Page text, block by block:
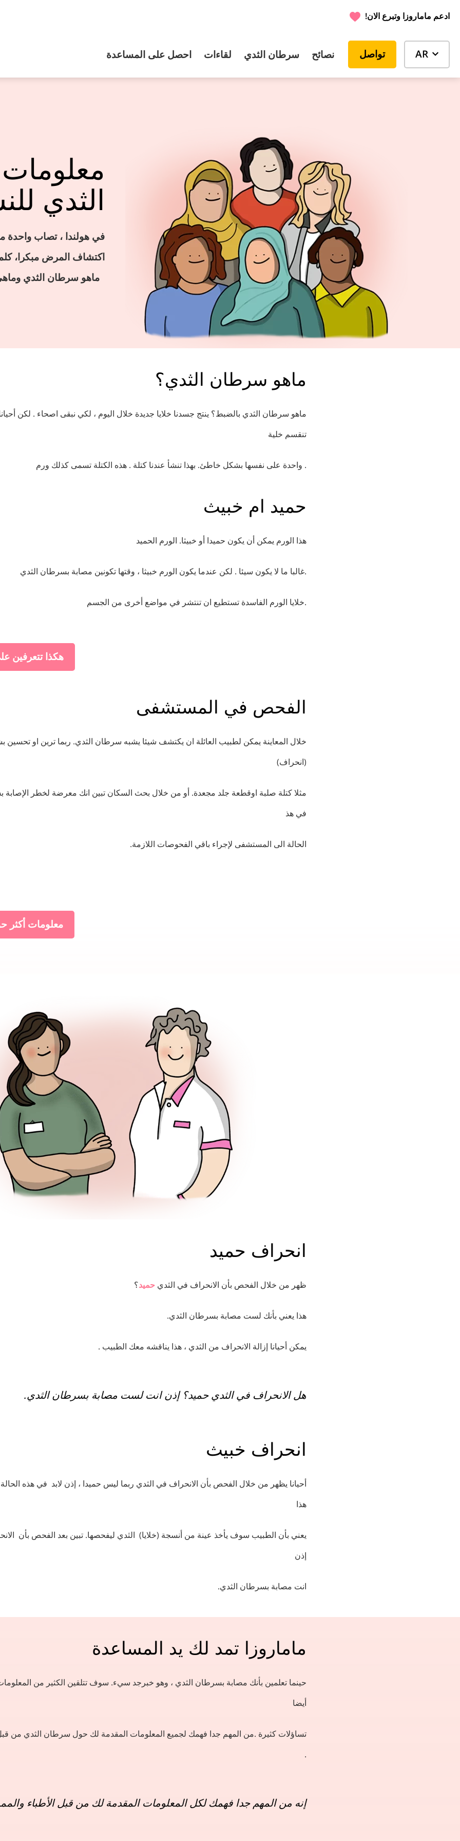
!ادعم ماماروزا وتبرع الان
احصل على المساعدة لقاءات سرطان الثدي نصائح تواصل AR
الثدي
في هولندا ، تصاب واحدة
اكتشاف المرض مبكرا،
ماهو سرطان الثدي؟
ماهو سرطان الثدي بالضبط؟ ينتج جسدنا خلايا جديدة خلال اليوم ، لكي نبقى اصحاء . لكن
تنقسم خلية
واحدة على نفسها بشكل خاطئ. بهذا تنشأ عندنا كتلة . هذه الكتلة تسمى كذلك ورم .
حميد ام خبيث
هذا الورم يمكن أن يكون حميدا أو خبيثا. الورم الحميد
غالبا ما لا يكون سيئا . لكن عندما يكون الورم خبيثا ، وقتها تكونين مصابة بسرطان الثدي.
خلايا الورم الفاسدة تستطيع ان تنتشر في مواضع أخرى من الجسم.
هكذا تتعرفين
الفحص في المستشفى
خلال المعاينة يمكن لطبيب العائلة ان يكتشف شيئا يشبه سرطان الثدي. ربما ترين او
(انحراف)
مثلا كتلة صلبة اوقطعة جلد مجعدة. أو من خلال بحث السكان تبين انك معرضة لخطر الإصابة
في هذ
.الحالة الى المستشفى لإجراء باقي الفحوصات اللازمة
معلومات أكثر
انحراف حميد
ظهر من خلال الفحص بأن الانحراف في الثدي حميد؟
.هذا يعني بأنك لست مصابة بسرطان الثدي
. يمكن أحيانا إزالة الانحراف من الثدي ، هذا يناقشه معك الطبيب
.هل الانحراف في الثدي حميد؟ إذن انت لست مصابة بسرطان الثدي
انحراف خبيث
أحيانا يظهر من خلال الفحص بأن الانحراف في الثدي ربما ليس حميدا ، إذن لابد في هذه
هذا
يعني بأن الطبيب سوف يأخذ عينة من أنسجة (خلايا) الثدي ليفحصها. تبين بعد الفحص بأن
إذن
.انت مصابة بسرطان الثدي
ماماروزا تمد لك يد المساعدة
حينما تعلمين بأنك مصابة بسرطان الثدي ، وهو خبرجد سيء. سوف تتلقين الكثير من
أيضا
تساؤلات كثيرة .من المهم جدا فهمك لجميع المعلومات المقدمة لك حول سرطان الثدي من
.
إنه من المهم جدا فهمك لكل المعلومات المقدمة لك من قبل الأطباء